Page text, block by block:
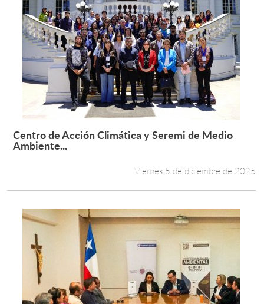
Leer más +
Centro de Acción Climática y Seremi de Medio
Ambiente...
Viernes 5 de diciembre de 2025